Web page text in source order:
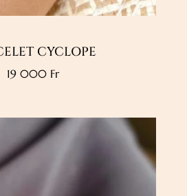
CYCLOPE
19 000 Fr